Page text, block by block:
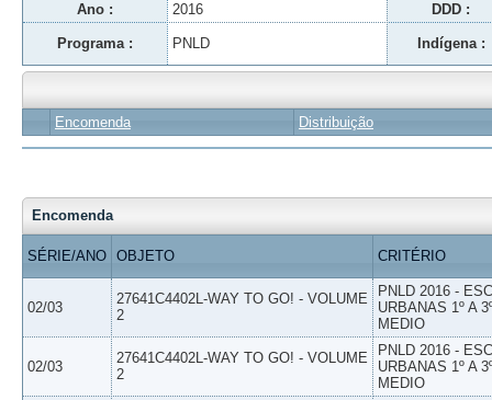
Ano : 2016 DDD :
Programa : PNLD Indígena :
Encomenda Distribuição
Encomenda
SÉRIE/ANO OBJETO CRITÉRIO
02/03
27641C4402L-WAY TO GO! - VOLUME
2
PNLD 2016 -
URBANAS 1º A
MEDIO
02/03
27641C4402L-WAY TO GO! - VOLUME
2
PNLD 2016 -
URBANAS 1º A
MEDIO